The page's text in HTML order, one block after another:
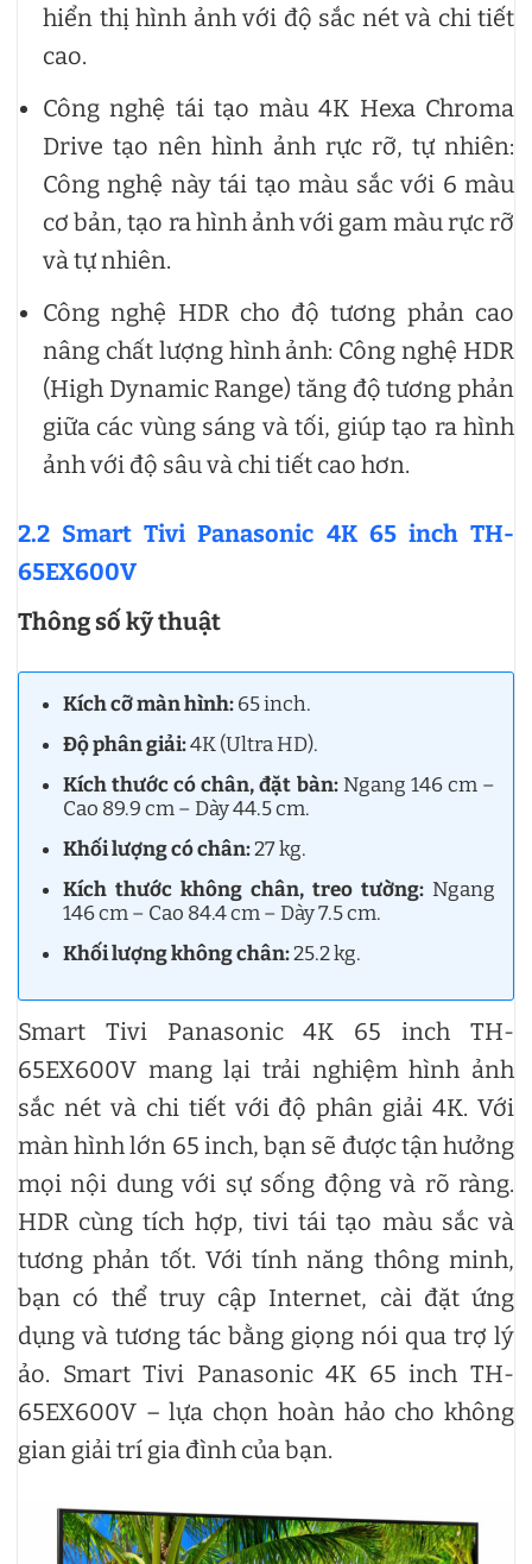
hiển thị hình ảnh với độ sắc nét và chi tiết
cao.
Công nghệ tái tạo màu 4K Hexa Chroma
Drive tạo nên hình ảnh rực rỡ, tự nhiên:
Công nghệ này tái tạo màu sắc với 6 màu
cơ bản, tạo ra hình ảnh với gam màu rực rỡ
và tự nhiên.
Công nghệ HDR cho độ tương phản cao
nâng chất lượng hình ảnh: Công nghệ HDR
(High Dynamic Range) tăng độ tương phản
giữa các vùng sáng và tối, giúp tạo ra hình
ảnh với độ sâu và chi tiết cao hơn.
2.2 Smart Tivi Panasonic 4K 65 inch TH-
65EX600V
Thông số kỹ thuật
Kích cỡ màn hình:65 inch.
Độ phân giải:4K (Ultra HD).
Kích thước có chân, đặt bàn:Ngang 146 cm –
Cao 89.9 cm – Dày 44.5 cm.
Khối lượng có chân:27 kg.
Kích thước không chân, treo tường: Ngang
146 cm – Cao 84.4 cm – Dày 7.5 cm.
Khối lượng không chân:25.2 kg.
Smart Tivi Panasonic 4K 65 inch TH-
65EX600V mang lại trải nghiệm hình ảnh
sắc nét và chi tiết với độ phân giải 4K. Với
màn hình lớn 65 inch, bạn sẽ được tận hưởng
mọi nội dung với sự sống động và rõ ràng.
HDR cùng tích hợp, tivi tái tạo màu sắc và
tương phản tốt. Với tính năng thông minh,
bạn có thể truy cập Internet, cài đặt ứng
dụng và tương tác bằng giọng nói qua trợ lý
ảo. Smart Tivi Panasonic 4K 65 inch TH-
65EX600V – lựa chọn hoàn hảo cho không
gian giải trí gia đình của bạn.